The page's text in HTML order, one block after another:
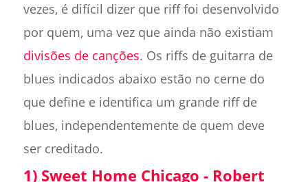
vezes, é difícil dizer que riff foi desenvolvido
por quem, uma vez que ainda não existiam
divisões de canções. Os riffs de guitarra de
blues indicados abaixo estão no cerne do
que define e identifica um grande riff de
blues, independentemente de quem deve
ser creditado.
1) Sweet Home Chicago - Robert